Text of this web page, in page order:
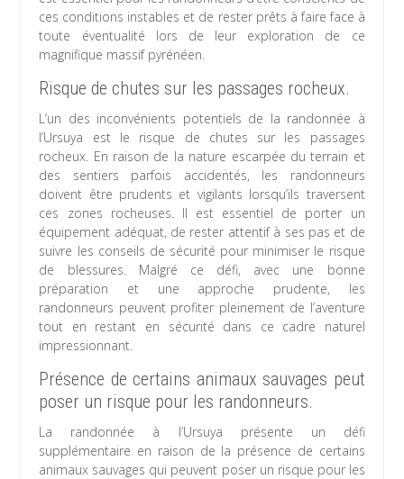
ces conditions instables et de rester prêts à faire face à
toute éventualité lors de leur exploration de ce
magnifique massif pyrénéen.
Risque de chutes sur les passages rocheux.
L’un des inconvénients potentiels de la randonnée à
l’Ursuya est le risque de chutes sur les passages
rocheux. En raison de la nature escarpée du terrain et
des sentiers parfois accidentés, les randonneurs
doivent être prudents et vigilants lorsqu’ils traversent
ces zones rocheuses. Il est essentiel de porter un
équipement adéquat, de rester attentif à ses pas et de
suivre les conseils de sécurité pour minimiser le risque
de blessures. Malgré ce défi, avec une bonne
préparation et une approche prudente, les
randonneurs peuvent profiter pleinement de l’aventure
tout en restant en sécurité dans ce cadre naturel
impressionnant.
Présence de certains animaux sauvages peut
poser un risque pour les randonneurs.
La randonnée à l’Ursuya présente un défi
supplémentaire en raison de la présence de certains
animaux sauvages qui peuvent poser un risque pour les